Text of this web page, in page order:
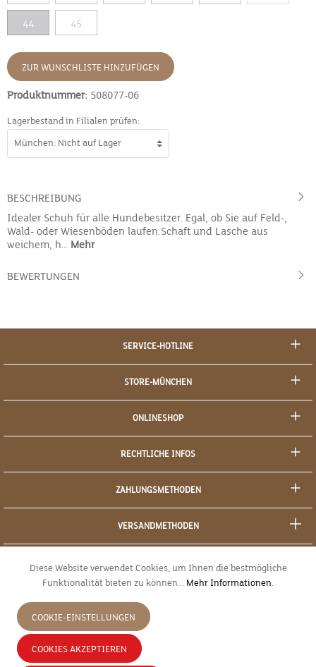
44 45
ZUR WUNSCHLISTE HINZUFÜGEN
Produktnummer: 508077-06
Lagerbestand in Filialen prüfen:
BESCHREIBUNG
Idealer Schuh für alle Hundebesitzer. Egal, ob Sie auf Feld-,
Wald- oder Wiesenböden laufen.Schaft und Lasche aus
weichem, h… Mehr
BEWERTUNGEN
SERVICE-HOTLINE
STORE-MÜNCHEN
ONLINESHOP
RECHTLICHE INFOS
ZAHLUNGSMETHODEN
VERSANDMETHODEN
JETZT WIDERRUFEN
Diese Website verwendet Cookies, um Ihnen die bestmögliche
Funktionalität bieten zu können... Mehr Informationen.
COOKIE-EINSTELLUNGEN
COOKIES AKZEPTIEREN